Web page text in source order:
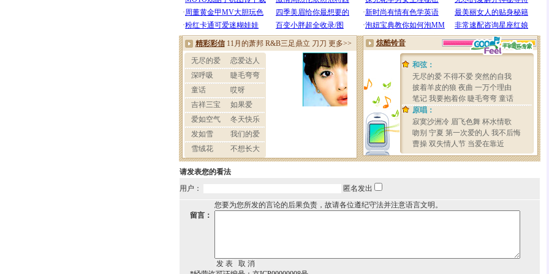
请发表您的看法
用户：
匿名发出
您要为您所发的言论的后果负责，故请各位遵纪守法并注意语言文明。
留言：